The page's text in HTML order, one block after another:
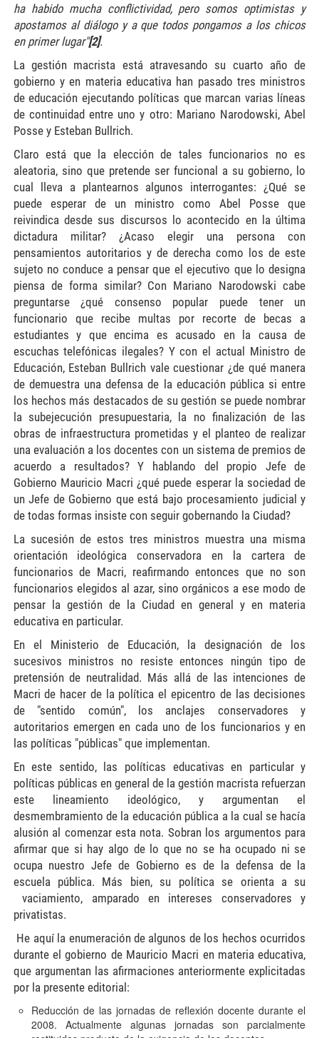
ha habido mucha conflictividad, pero somos optimistas y
apostamos al diálogo y a que todos pongamos a los chicos
en primer lugar"[2].
La gestión macrista está atravesando su cuarto año de
gobierno y en materia educativa han pasado tres ministros
de educación ejecutando políticas que marcan varias líneas
de continuidad entre uno y otro: Mariano Narodowski, Abel
Posse y Esteban Bullrich.
Claro está que la elección de tales funcionarios no es
aleatoria, sino que pretende ser funcional a su gobierno, lo
cual lleva a plantearnos algunos interrogantes: ¿Qué se
puede esperar de un ministro como Abel Posse que
reivindica desde sus discursos lo acontecido en la última
dictadura militar? ¿Acaso elegir una persona con
pensamientos autoritarios y de derecha como los de este
sujeto no conduce a pensar que el ejecutivo que lo designa
piensa de forma similar? Con Mariano Narodowski cabe
preguntarse ¿qué consenso popular puede tener un
funcionario que recibe multas por recorte de becas a
estudiantes y que encima es acusado en la causa de
escuchas telefónicas ilegales? Y con el actual Ministro de
Educación, Esteban Bullrich vale cuestionar ¿de qué manera
de demuestra una defensa de la educación pública si entre
los hechos más destacados de su gestión se puede nombrar
la subejecución presupuestaria, la no finalización de las
obras de infraestructura prometidas y el planteo de realizar
una evaluación a los docentes con un sistema de premios de
acuerdo a resultados? Y hablando del propio Jefe de
Gobierno Mauricio Macri ¿qué puede esperar la sociedad de
un Jefe de Gobierno que está bajo procesamiento judicial y
de todas formas insiste con seguir gobernando la Ciudad?
La sucesión de estos tres ministros muestra una misma
orientación ideológica conservadora en la cartera de
funcionarios de Macri, reafirmando entonces que no son
funcionarios elegidos al azar, sino orgánicos a ese modo de
pensar la gestión de la Ciudad en general y en materia
educativa en particular.
En el Ministerio de Educación, la designación de los
sucesivos ministros no resiste entonces ningún tipo de
pretensión de neutralidad. Más allá de las intenciones de
Macri de hacer de la política el epicentro de las decisiones
de "sentido común", los anclajes conservadores y
autoritarios emergen en cada uno de los funcionarios y en
las políticas "públicas" que implementan.
En este sentido, las políticas educativas en particular y
políticas públicas en general de la gestión macrista refuerzan
este lineamiento ideológico, y argumentan el
desmembramiento de la educación pública a la cual se hacía
alusión al comenzar esta nota. Sobran los argumentos para
afirmar que si hay algo de lo que no se ha ocupado ni se
ocupa nuestro Jefe de Gobierno es de la defensa de la
escuela pública. Más bien, su política se orienta a su
vaciamiento, amparado en intereses conservadores y
privatistas.
He aquí la enumeración de algunos de los hechos ocurridos
durante el gobierno de Mauricio Macri en materia educativa,
que argumentan las afirmaciones anteriormente explicitadas
por la presente editorial:
Reducción de las jornadas de reflexión docente durante el
2008. Actualmente algunas jornadas son parcialmente